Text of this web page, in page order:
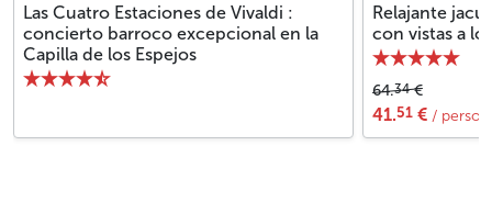
Las Cuatro Estaciones de Vivaldi :
concierto barroco excepcional en la
Capilla de los Espejos
Relajante
con vistas a
64.34€
41.51 € /